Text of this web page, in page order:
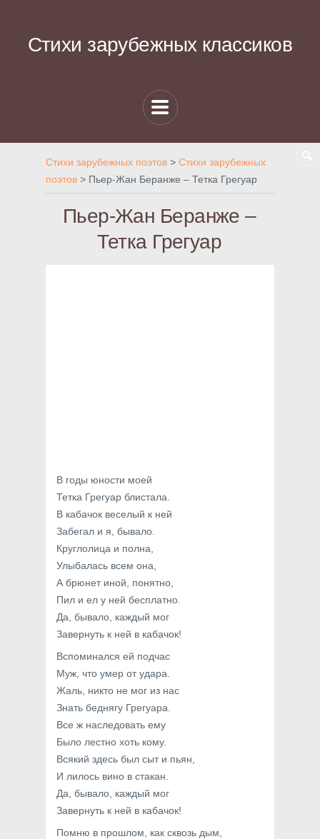
Стихи зарубежных классиков
Стихи зарубежных поэтов > Стихи зарубежных
поэтов > Пьер-Жан Беранже – Тетка Грегуар
Пьер-Жан Беранже –
Тетка Грегуар
В годы юности моей
Тетка Грегуар блистала.
В кабачок веселый к ней
Забегал и я, бывало.
Круглолица и полна,
Улыбалась всем она,
А брюнет иной, понятно,
Пил и ел у ней бесплатно.
Да, бывало, каждый мог
Завернуть к ней в кабачок!
Вспоминался ей подчас
Муж, что умер от удара.
Жаль, никто не мог из нас
Знать беднягу Грегуара.
Все ж наследовать ему
Было лестно хоть кому.
Всякий здесь был сыт и пьян,
И лилось вино в стакан.
Да, бывало, каждый мог
Завернуть к ней в кабачок!
Помню в прошлом, как сквозь дым,